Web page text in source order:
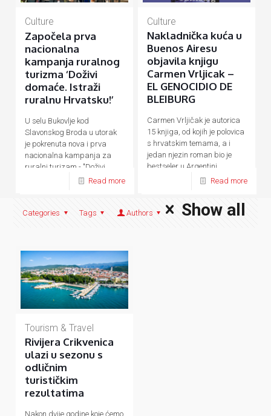
Culture
Započela prva
nacionalna
kampanja ruralnog
turizma ‘Doživi
domaće. Istraži
ruralnu Hrvatsku!’
U selu Bukovlje kod
Slavonskog Broda u utorak
je pokrenuta nova i prva
nacionalna kampanja za
ruralni turizam - "Doživi
Read more
Culture
Nakladnička kuća u
Buenos Airesu
objavila knjigu
Carmen Vrljicak –
EL GENOCIDIO DE
BLEIBURG
Carmen Vrljičak je autorica
15 knjiga, od kojih je polovica
s hrvatskim temama, a i
jedan njezin roman bio je
bestseler u Argentini.
Read more
Categories Tags Authors Show all
Tourism & Travel
Rivijera Crikvenica
ulazi u sezonu s
odličnim
turističkim
rezultatima
Nakon dvije godine koje ćemo